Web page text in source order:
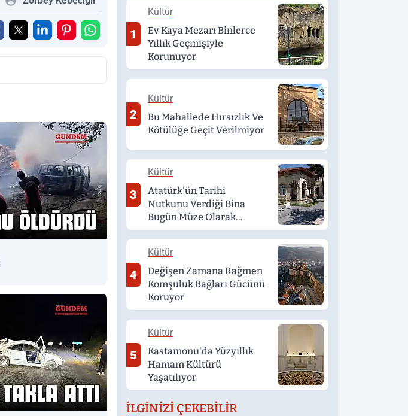
1
Kültür
Ev Kaya Mezarı Binlerce
Yıllık Geçmişiyle
Korunuyor
2
Kültür
Bu Mahallede Hırsızlık Ve
Kötülüğe Geçit Verilmiyor
3
Kültür
Atatürk'ün Tarihi
Nutkunu Verdiği Bina
Bugün Müze Olarak
Hizmet Veriyor
4
Kültür
Değişen Zamana Rağmen
Komşuluk Bağları Gücünü
Koruyor
5
Kültür
Kastamonu'da Yüzyıllık
Hamam Kültürü
Yaşatılıyor
İLGINIZI ÇEKEBILIR